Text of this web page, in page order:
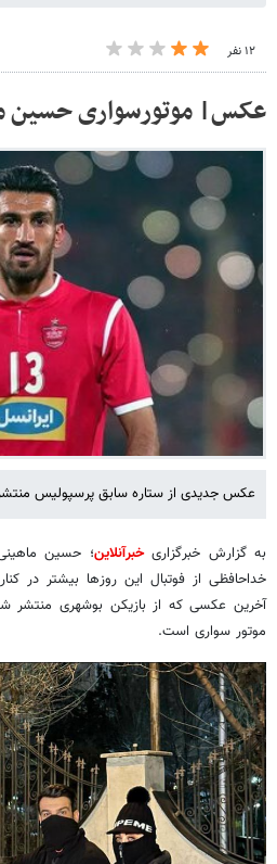
۱۲ نفر
عکس| موتورسواری حسین
عکس جدیدی از ستاره سابق پرسپولیس
به گزارش خبرگزاریخبرآنلاین؛ حسین
خداحافظی از فوتبال این روزها بیشتر در
آخرین عکسی که از بازیکن بوشهری
موتور سواری است.